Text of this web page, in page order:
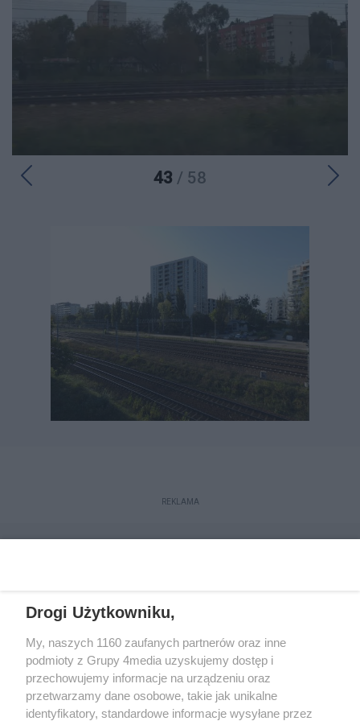
43 / 58
REKLAMA
Reklama Kontakt Regulamin
Dystrybucja
Regulamin prenumeraty
Polityka Prywatności
Drogi Użytkowniku,
My, naszych 1160 zaufanych partnerów oraz inne
podmioty z Grupy 4media uzyskujemy dostęp i
przechowujemy informacje na urządzeniu oraz
przetwarzamy dane osobowe, takie jak unikalne
identyfikatory, standardowe informacje wysyłane przez